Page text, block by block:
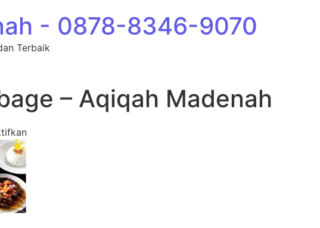
- 0878-8346-9070
Terbaik
– Aqiqah Madenah
pada Aqiqah Gedebage – Aqiqah Madenah